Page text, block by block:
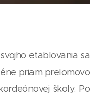
etablovania sa
priam prelomovo
školy. Po